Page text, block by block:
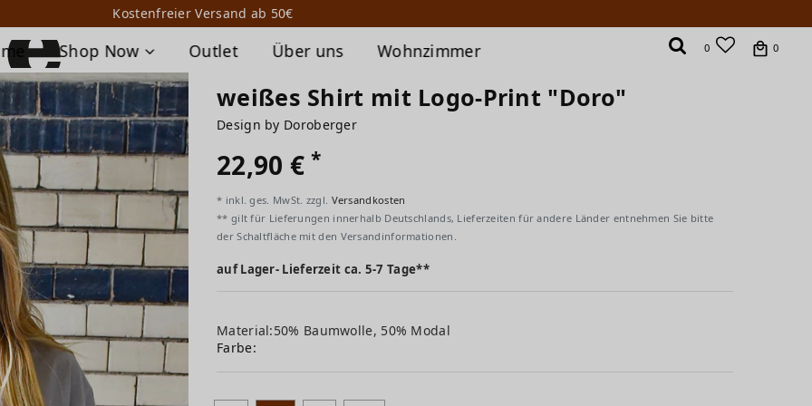
Kostenfreier Versand ab 50€
Shop Now Outlet Über uns Wohnzimmer 0 0
weißes Shirt mit Logo-Print "Doro"
Design by Doroberger
22,90 €*
* inkl. ges. MwSt. zzgl. Versandkosten
** gilt für Lieferungen innerhalb Deutschlands, Lieferzeiten für andere Länder entnehmen Sie bitte
der Schaltfläche mit den Versandinformationen.
auf Lager- Lieferzeit ca. 5-7 Tage**
Material:50% Baumwolle, 50% Modal
Farbe: